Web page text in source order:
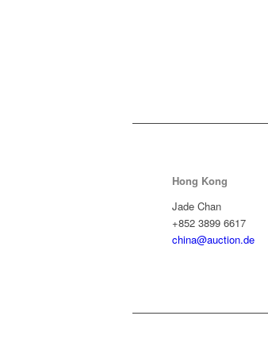
Hong Kong
Jade Chan
+852 3899 6617
china@auction.de